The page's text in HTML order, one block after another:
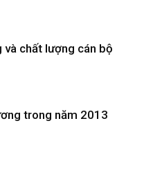
và chất lượng cán bộ
trong năm 2013